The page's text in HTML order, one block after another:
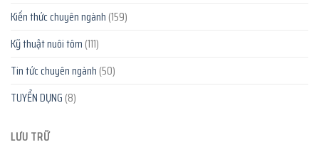
Kiến thức chuyên ngành (159)
Kỹ thuật nuôi tôm (111)
Tin tức chuyên ngành (50)
TUYỂN DỤNG (8)
LƯU TRỮ